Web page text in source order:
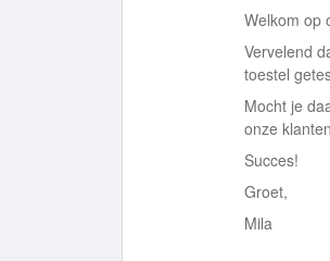
Welkom op
Vervelend
toestel
Mocht je
onze
Succes!
Groet,
Mila